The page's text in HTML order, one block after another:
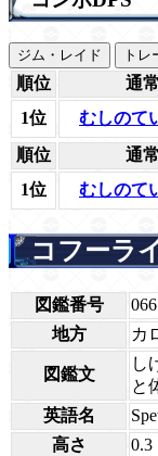
ジム・レイド トレ
順位 通
1位
むしのて
順位
通
1位
むしのて
コフーラ
図鑑番号
地方
カ
図鑑文
し
と
英語名
高さ
0.3